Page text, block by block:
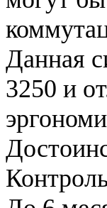
Данная
3250 и